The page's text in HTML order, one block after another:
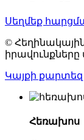
Սեղմեք
© Հեղինակային
Կայքի քարտեզ
Հեռախոս